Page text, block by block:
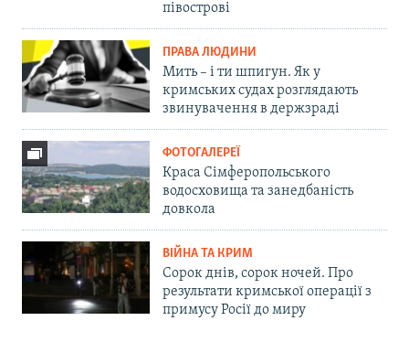
півострові
ПРАВА ЛЮДИНИ
Мить – і ти шпигун. Як у
кримських судах розглядають
звинувачення в держзраді
ФОТОГАЛЕРЕЇ
Краса Сімферопольського
водосховища та занедбаність
довкола
ВІЙНА ТА КРИМ
Сорок днів, сорок ночей. Про
результати кримської операції з
примусу Росії до миру